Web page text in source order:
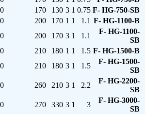
F- HG-750-SB
0.75
1
3
130
170
F- HG-1100-B
1.1
1
1
170
200
F- HG-1100-
SB
1.1
1
3
170
200
F- HG-1500-B
1.5
1
1
180
210
F- HG-1500-
SB
1.5
1
3
180
210
F- HG-2200-
SB
2.2
1
3
210
260
F- HG-3000-
SB
3
1
3
330
270